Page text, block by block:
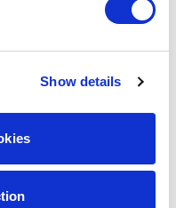
Show details
Laminat
laminatem, który odbija